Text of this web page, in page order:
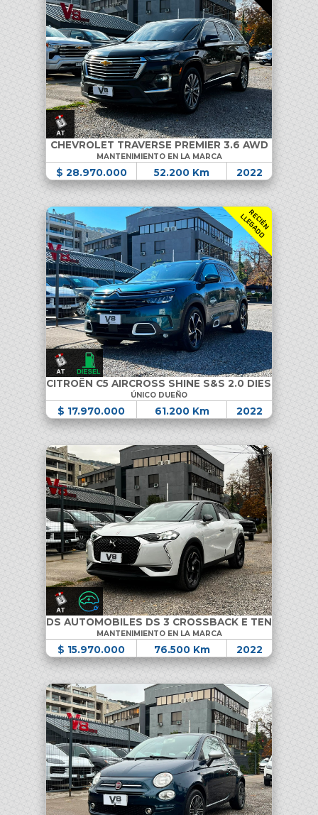
CHEVROLET TRAVERSE PREMIER 3.6 AWD
MANTENIMIENTO EN LA MARCA
$ 28.970.000 52.200 Km 2022
R
E
C
I
É
N
L
L
E
G
A
D
O
CITROËN C5 AIRCROSS SHINE S&S 2.0 DIESEL
ÚNICO DUEÑO
$ 17.970.000 61.200 Km 2022
DS AUTOMOBILES DS 3 CROSSBACK E TENSE
MANTENIMIENTO EN LA MARCA
$ 15.970.000 76.500 Km 2022